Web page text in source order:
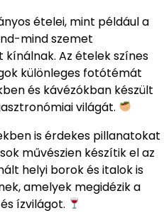
ételei, mint például a
mind szemet
Az ételek színes
különleges fotótémát
és kávézókban készült
világát.
is érdekes pillanatokat
művészien készítik el az
helyi borok és italok is
amelyek megidézik a
ízvilágot.